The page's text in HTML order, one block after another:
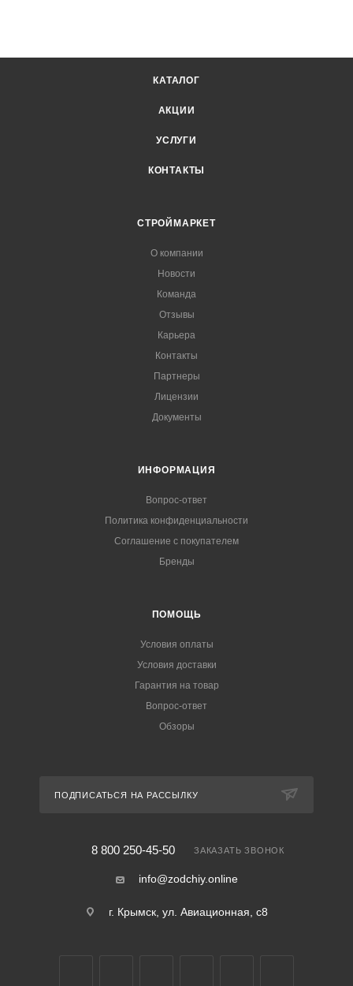
КАТАЛОГ
АКЦИИ
УСЛУГИ
КОНТАКТЫ
СТРОЙМАРКЕТ
О компании
Новости
Команда
Отзывы
Карьера
Контакты
Партнеры
Лицензии
Документы
ИНФОРМАЦИЯ
Вопрос-ответ
Политика конфиденциальности
Соглашение с покупателем
Бренды
ПОМОЩЬ
Условия оплаты
Условия доставки
Гарантия на товар
Вопрос-ответ
Обзоры
ПОДПИСАТЬСЯ НА РАССЫЛКУ
8 800 250-45-50 ЗАКАЗАТЬ ЗВОНОК
info@zodchiy.online
г. Крымск, ул. Авиационная, с8